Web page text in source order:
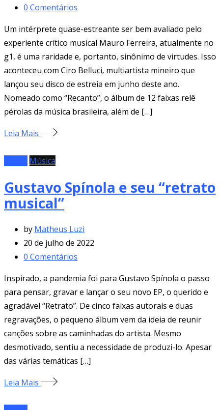
0 Comentários
Um intérprete quase-estreante ser bem avaliado pelo
experiente crítico musical Mauro Ferreira, atualmente no
g1, é uma raridade e, portanto, sinônimo de virtudes. Isso
aconteceu com Ciro Belluci, multiartista mineiro que
lançou seu disco de estreia em junho deste ano.
Nomeado como “Recanto”, o álbum de 12 faixas relê
pérolas da música brasileira, além de […]
Leia Mais
Música
Gustavo Spínola e seu “retrato
musical”
by Matheus Luzi
20 de julho de 2022
0 Comentários
Inspirado, a pandemia foi para Gustavo Spínola o passo
para pensar, gravar e lançar o seu novo EP, o querido e
agradável “Retrato”. De cinco faixas autorais e duas
regravações, o pequeno álbum vem da ideia de reunir
canções sobre as caminhadas do artista. Mesmo
desmotivado, sentiu a necessidade de produzi-lo. Apesar
das várias temáticas […]
Leia Mais